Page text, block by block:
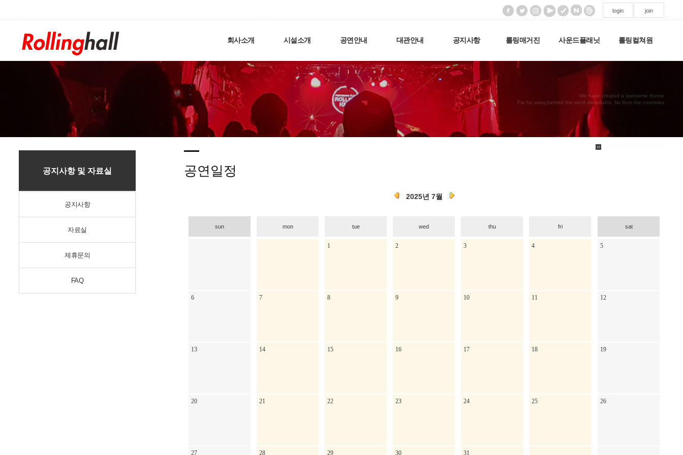
login join
회사소개 시설소개 공연안내 대관안내 공지사항 롤링매거진 사운드플래닛 롤링컬쳐원
We have created a awesome theme
Far far away,behind the word mountains, far from the countries
공지사항 및 자료실
공지사항
자료실
제휴문의
FAQ
공연일정
2025년 7월
sun mon tue wed thu fri sat
1 2 3 4 5
6 7 8 9 10 11 12
13 14 15 16 17 18 19
20 21 22 23 24 25 26
27 28 29 30 31